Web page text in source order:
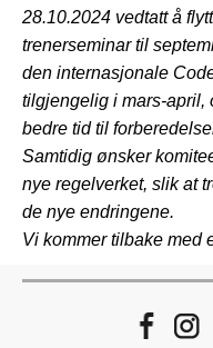
28.10.2024 vedtatt å
trenerseminar til
den internasjonale
tilgjengelig i mars-april,
bedre tid til
Samtidig ønsker
nye regelverket, slik at
de nye endringene.
Vi kommer tilbake med